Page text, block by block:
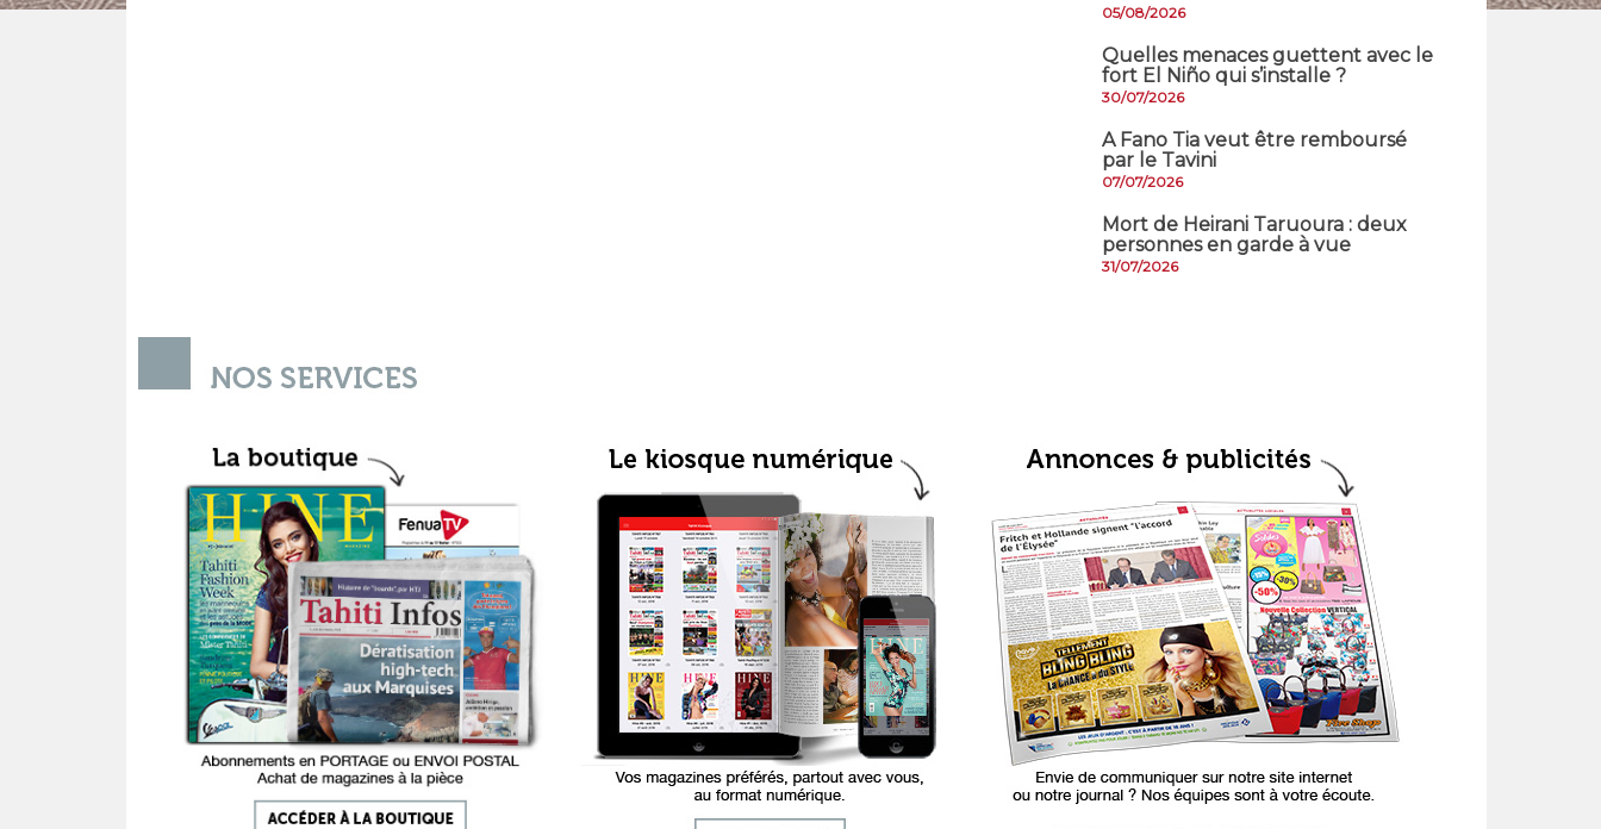
05/08/2026
Quelles menaces guettent avec le
fort El Niño qui s’installe ?
30/07/2026
A Fano Tia veut être remboursé
par le Tavini
07/07/2026
Mort de Heirani Taruoura : deux
personnes en garde à vue
31/07/2026